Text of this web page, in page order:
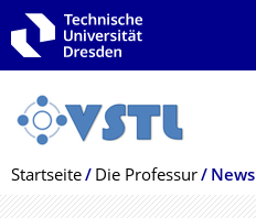
Zur Hauptnavigation springen
Zur Suche springen
Zum Inhalt springen
Breadcrumb-Menü
Startseite Die Professur News